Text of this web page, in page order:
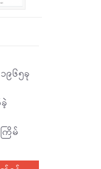
၉၆၅ခု
ြိမ်